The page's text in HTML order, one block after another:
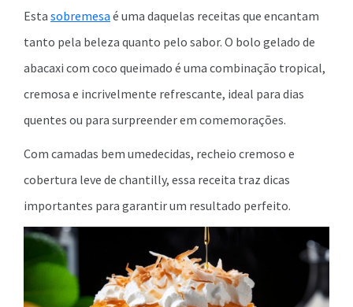
Esta sobremesa é uma daquelas receitas que encantam
tanto pela beleza quanto pelo sabor. O bolo gelado de
abacaxi com coco queimado é uma combinação tropical,
cremosa e incrivelmente refrescante, ideal para dias
quentes ou para surpreender em comemorações.
Com camadas bem umedecidas, recheio cremoso e
cobertura leve de chantilly, essa receita traz dicas
importantes para garantir um resultado perfeito.